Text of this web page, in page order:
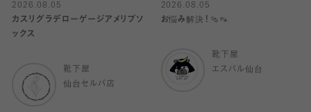
2026.08.05
カスリグラデローゲージアメリブソ
ックス
靴下屋
仙台セルバ店
2026.08.05
お悩み解決！🩴👡
靴下屋
エスパル仙台